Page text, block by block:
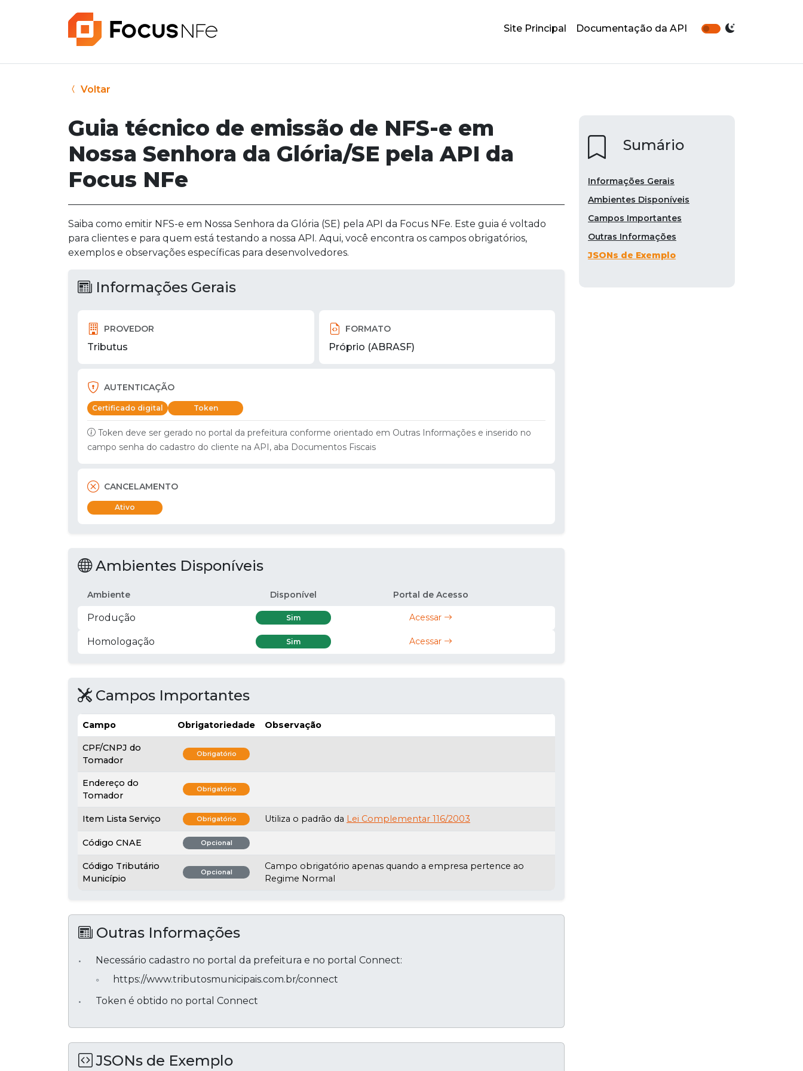
Site Principal Documentação da API
Voltar
Guia técnico de emissão de NFS-e em
Nossa Senhora da Glória/SE pela API da
Focus NFe
Saiba como emitir NFS-e em Nossa Senhora da Glória (SE) pela API da Focus NFe. Este guia é voltado
para clientes e para quem está testando a nossa API. Aqui, você encontra os campos obrigatórios,
exemplos e observações específicas para desenvolvedores.
Informações Gerais
PROVEDOR
Tributus
FORMATO
Próprio (ABRASF)
AUTENTICAÇÃO
Certificado digital Token
Token deve ser gerado no portal da prefeitura conforme orientado em Outras Informações e inserido no
campo senha do cadastro do cliente na API, aba Documentos Fiscais
CANCELAMENTO
Ativo
Ambientes Disponíveis
Ambiente Disponível Portal de Acesso
Produção Sim Acessar
Homologação Sim Acessar
Campos Importantes
Campo Obrigatoriedade Observação
CPF/CNPJ do
Tomador
Obrigatório
Endereço do
Tomador
Obrigatório
Item Lista Serviço Obrigatório Utiliza o padrão da Lei Complementar 116/2003
Código CNAE Opcional
Código Tributário
Município
Opcional
Campo obrigatório apenas quando a empresa pertence ao
Regime Normal
Outras Informações
Necessário cadastro no portal da prefeitura e no portal Connect:
https://www.tributosmunicipais.com.br/connect
Token é obtido no portal Connect
JSONs de Exemplo
Sumário
Informações Gerais
Ambientes Disponíveis
Campos Importantes
Outras Informações
JSONs de Exemplo